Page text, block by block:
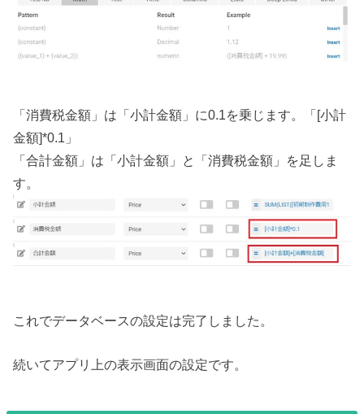
「消費税金額」は「小計金額」に0.1を乗じます。「[小計
金額]*0.1」
「合計金額」は「小計金額」と「消費税金額」を足しま
す。
これでデータベースの設定は完了しました。
続いてアプリ上の表示画面の設定です。